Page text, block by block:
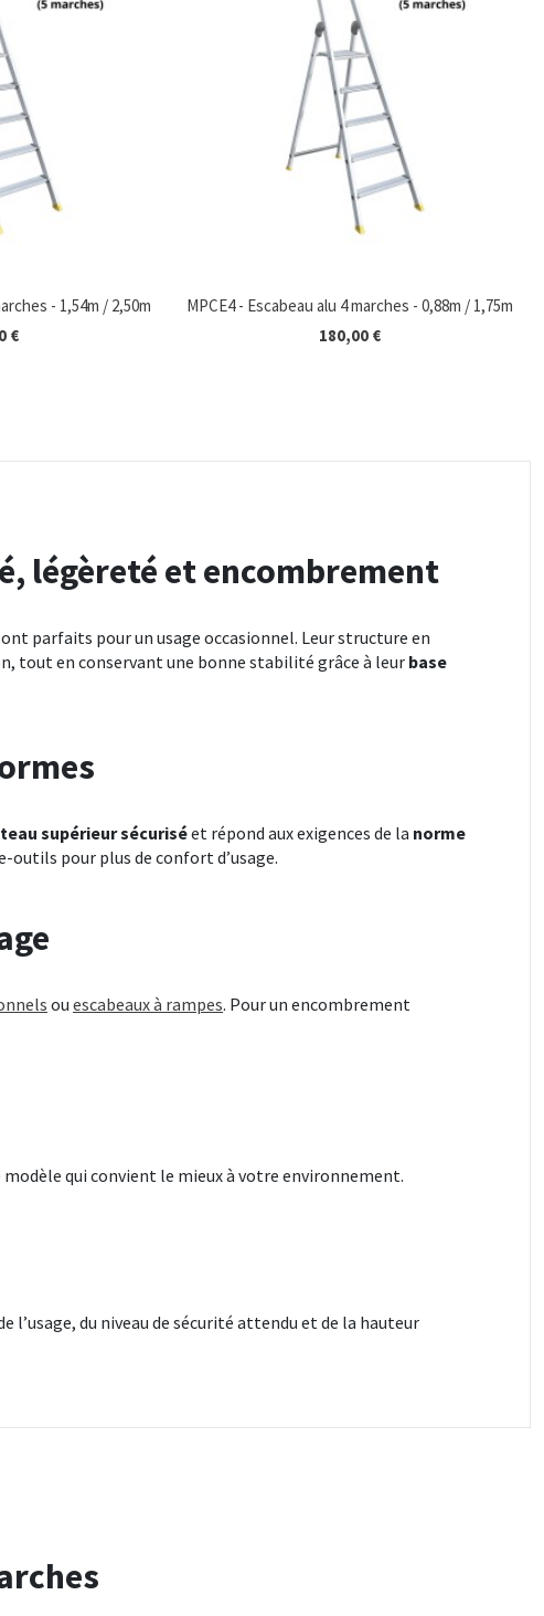
- 1,54m / 2,50m
€
MPCE4 - Escabeau alu 4 marches - 0,88m / 1,75m
180,00 €
légèreté et encombrement
parfaits pour un usage occasionnel. Leur structure en
tout en conservant une bonne stabilité grâce à leurbase
supérieur sécuriséet répond aux exigences de la norme
pour plus de confort d’usage.
ou escabeaux à rampes. Pour un encombrement
qui convient le mieux à votre environnement.
l’usage, du niveau de sécurité attendu et de la hauteur